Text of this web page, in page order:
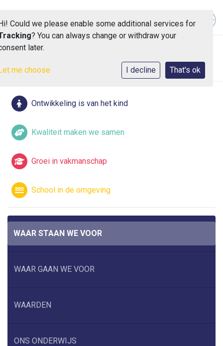
Ontwikkeling is van het kind
Kwaliteit maken we samen
Groei in vakmanschap
School in de omgeving
WAAR STAAN WE VOOR
WAAR GAAN WE VOOR
WAARDEN
ONS ONDERWIJS
Could we please enable some additional services for
? You can always change or withdraw your
later.
me choose I decline That's ok